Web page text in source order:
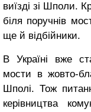
виїзді зі Шполи.
біля поручнів
ще й відбійники.
В Україні вже
мости в жовто-
Шполі. Тож
керівництва